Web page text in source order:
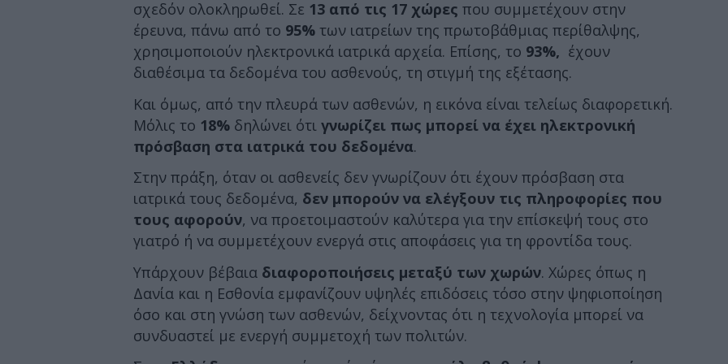
σχεδόν ολοκληρωθεί. Σε 13 από τις 17 χώρες που συμμετέχουν στην
έρευνα, πάνω από το 95% των ιατρείων της πρωτοβάθμιας περίθαλψης,
χρησιμοποιούν ηλεκτρονικά ιατρικά αρχεία. Επίσης, το 93%, έχουν
διαθέσιμα τα δεδομένα του ασθενούς, τη στιγμή της εξέτασης.
Και όμως, από την πλευρά των ασθενών, η εικόνα είναι τελείως διαφορετική.
Μόλις το 18% δηλώνει ότι γνωρίζει πως μπορεί να έχει ηλεκτρονική
πρόσβαση στα ιατρικά του δεδομένα.
Στην πράξη, όταν οι ασθενείς δεν γνωρίζουν ότι έχουν πρόσβαση στα
ιατρικά τους δεδομένα, δεν μπορούν να ελέγξουν τις πληροφορίες που
τους αφορούν, να προετοιμαστούν καλύτερα για την επίσκεψή τους στο
γιατρό ή να συμμετέχουν ενεργά στις αποφάσεις για τη φροντίδα τους.
Υπάρχουν βέβαια διαφοροποιήσεις μεταξύ των χωρών. Χώρες όπως η
Δανία και η Εσθονία εμφανίζουν υψηλές επιδόσεις τόσο στην ψηφιοποίηση
όσο και στη γνώση των ασθενών, δείχνοντας ότι η τεχνολογία μπορεί να
συνδυαστεί με ενεργή συμμετοχή των πολιτών.